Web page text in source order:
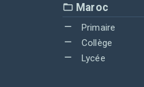
Maroc
Primaire
Collège
Lycée